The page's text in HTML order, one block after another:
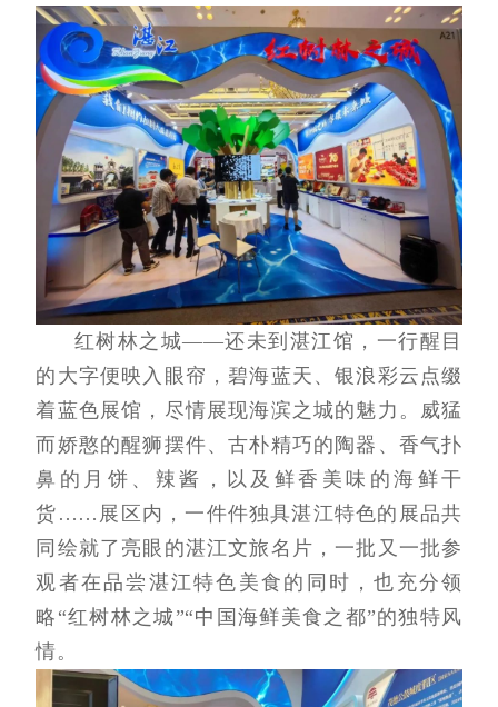
红树林之城——还未到湛江馆，一行醒目
的大字便映入眼帘，碧海蓝天、银浪彩云点缀
着蓝色展馆，尽情展现海滨之城的魅力。威猛
而娇憨的醒狮摆件、古朴精巧的陶器、香气扑
鼻的月饼、辣酱，以及鲜香美味的海鲜干
货……展区内，一件件独具湛江特色的展品共
同绘就了亮眼的湛江文旅名片，一批又一批参
观者在品尝湛江特色美食的同时，也充分领
略“红树林之城”“中国海鲜美食之都”的独特风
情。